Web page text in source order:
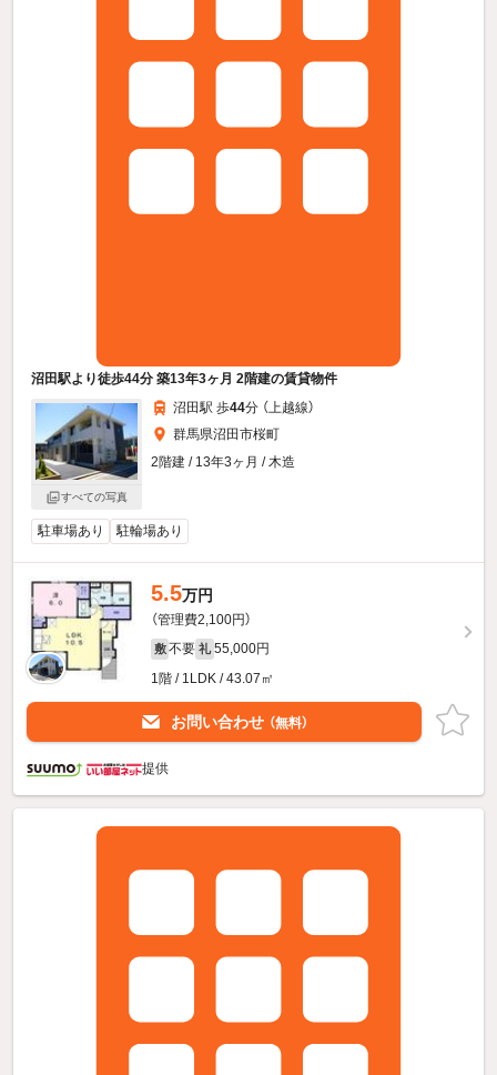
沼田駅より徒歩44分 築13年3ヶ月 2階建の賃貸物件
すべての写真
沼田駅 歩44分 （上越線）
群馬県沼田市桜町
2階建 / 13年3ヶ月 / 木造
駐車場あり 駐輪場あり
5.5万円
（管理費2,100円）
敷 不要 礼 55,000円
1階 / 1LDK / 43.07㎡
お問い合わせ （無料）
提供